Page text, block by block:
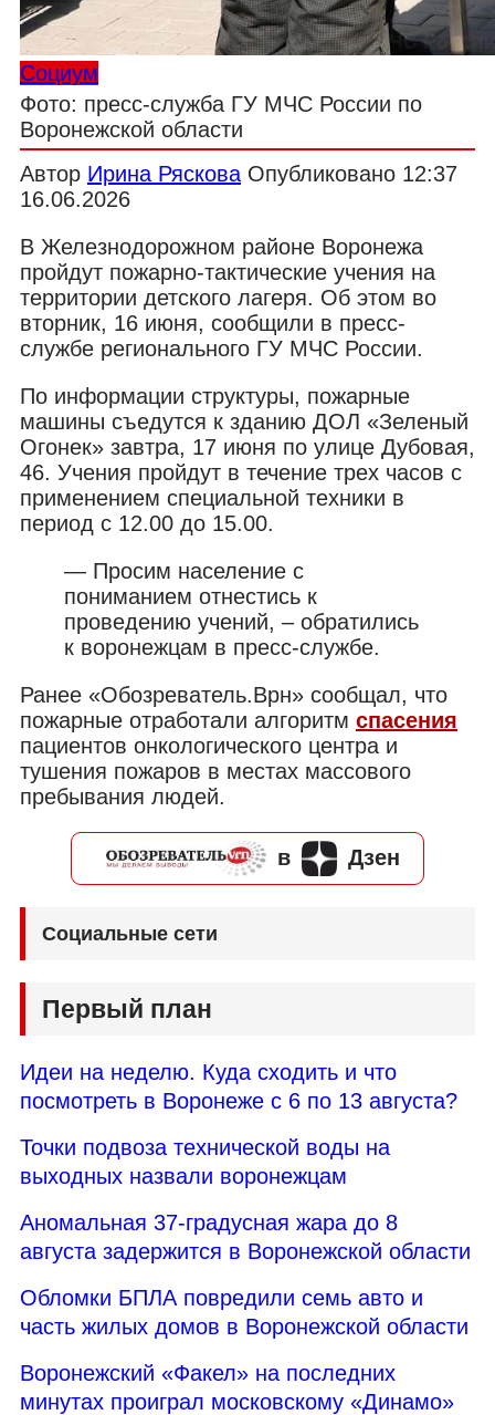
Социум
Фото: пресс-служба ГУ МЧС России по
Воронежской области
Автор Ирина Ряскова Опубликовано 12:37
16.06.2026
В Железнодорожном районе Воронежа
пройдут пожарно-тактические учения на
территории детского лагеря. Об этом во
вторник, 16 июня, сообщили в пресс-
службе регионального ГУ МЧС России.
По информации структуры, пожарные
машины съедутся к зданию ДОЛ «Зеленый
Огонек» завтра, 17 июня по улице Дубовая,
46. Учения пройдут в течение трех часов с
применением специальной техники в
период с 12.00 до 15.00.
— Просим население с
пониманием отнестись к
проведению учений, – обратились
к воронежцам в пресс-службе.
Ранее «Обозреватель.Врн» сообщал, что
пожарные отработали алгоритм спасения
пациентов онкологического центра и
тушения пожаров в местах массового
пребывания людей.
в Дзен
Социальные сети
Первый план
Идеи на неделю. Куда сходить и что
посмотреть в Воронеже с 6 по 13 августа?
Точки подвоза технической воды на
выходных назвали воронежцам
Аномальная 37-градусная жара до 8
августа задержится в Воронежской области
Обломки БПЛА повредили семь авто и
часть жилых домов в Воронежской области
Воронежский «Факел» на последних
минутах проиграл московскому «Динамо»